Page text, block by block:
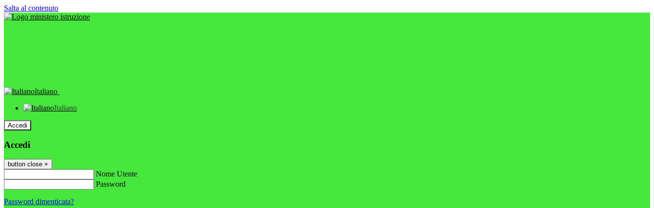
Salta al contenuto
Italiano
Italiano
Accedi
Accedi
button close ×
Nome Utente
Password
Password dimenticata?